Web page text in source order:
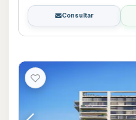
Consultar